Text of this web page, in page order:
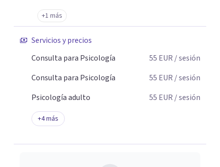
+1 más
Servicios y precios
Consulta para Psicología
55 EUR / sesión
Consulta para Psicología
55 EUR / sesión
Psicología adulto
55 EUR / sesión
+4más